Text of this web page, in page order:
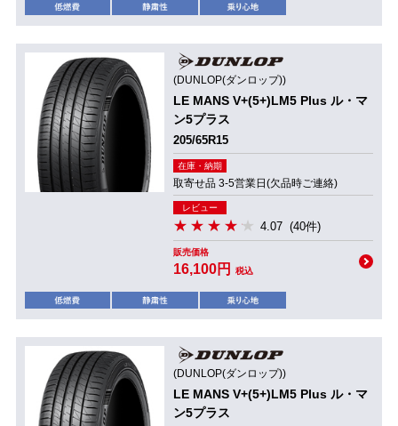
(DUNLOP(ダンロップ))
LE MANS V+(5+)LM5 Plus ル・マ
ン5プラス
205/65R15
在庫・納期
取寄せ品 3-5営業日(欠品時ご連絡)
レビュー
4.07 (40件)
販売価格
16,100円 税込
(DUNLOP(ダンロップ))
LE MANS V+(5+)LM5 Plus ル・マ
ン5プラス